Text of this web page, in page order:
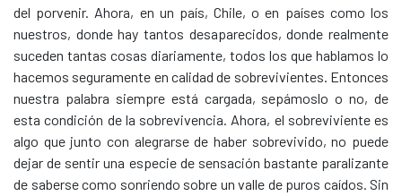
del porvenir. Ahora, en un país, Chile, o en países como los
nuestros, donde hay tantos desaparecidos, donde realmente
suceden tantas cosas diariamente, todos los que hablamos lo
hacemos seguramente en calidad de sobrevivientes. Entonces
nuestra palabra siempre está cargada, sepámoslo o no, de
esta condición de la sobrevivencia. Ahora, el sobreviviente es
algo que junto con alegrarse de haber sobrevivido, no puede
dejar de sentir una especie de sensación bastante paralizante
de saberse como sonriendo sobre un valle de puros caídos. Sin